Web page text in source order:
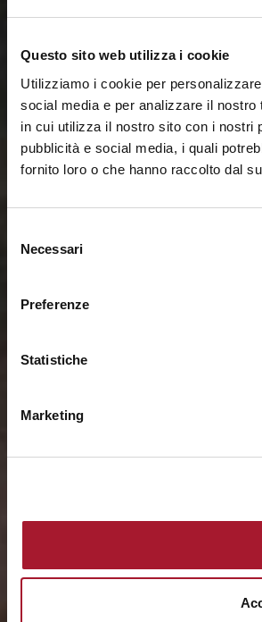
Questo sito web utilizza i cookie
Utilizziamo i cookie per
social media e per analizzare il
in cui utilizza il nostro sito con i nostri
pubblicità e social media, i quali
fornito loro o che hanno raccolto dal
delNecessari
Preferenze
Statistiche
Marketing